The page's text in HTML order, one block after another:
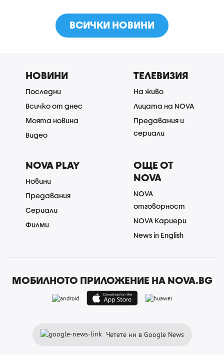
ВСИЧКИ НОВИНИ
НОВИНИ
Последни
Всичко от днес
Моята новина
Видео
ТЕЛЕВИЗИЯ
На живо
Лицата на NOVA
Предавания и
сериали
NOVA PLAY
Новини
Предавания
Сериали
Филми
ОЩЕ ОТ
NOVA
NOVA
отговорност
NOVA Кариери
News in English
МОБИЛНОТО ПРИЛОЖЕНИЕ НА NOVA.BG
Четете ни в Google News